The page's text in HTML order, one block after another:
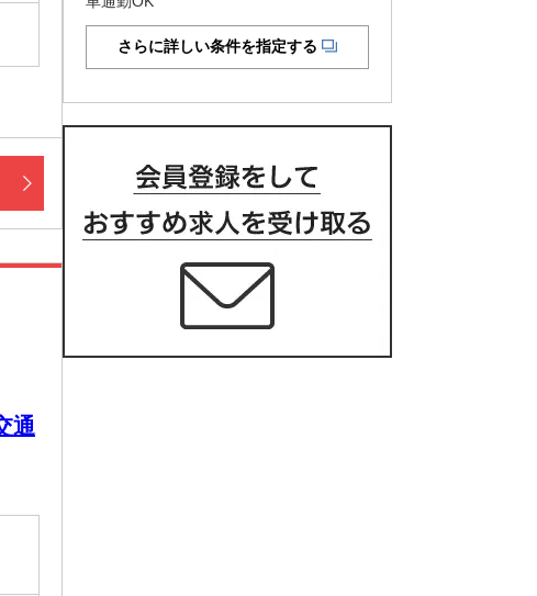
通
さらに詳しい条件を指定する